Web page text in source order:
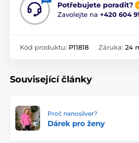
Potřebujete poradit?
Zavolejte na +420 604
Kód produktu: P11818 Záruka: 24
Související články
Proč nanosilver?
Dárek pro ženy